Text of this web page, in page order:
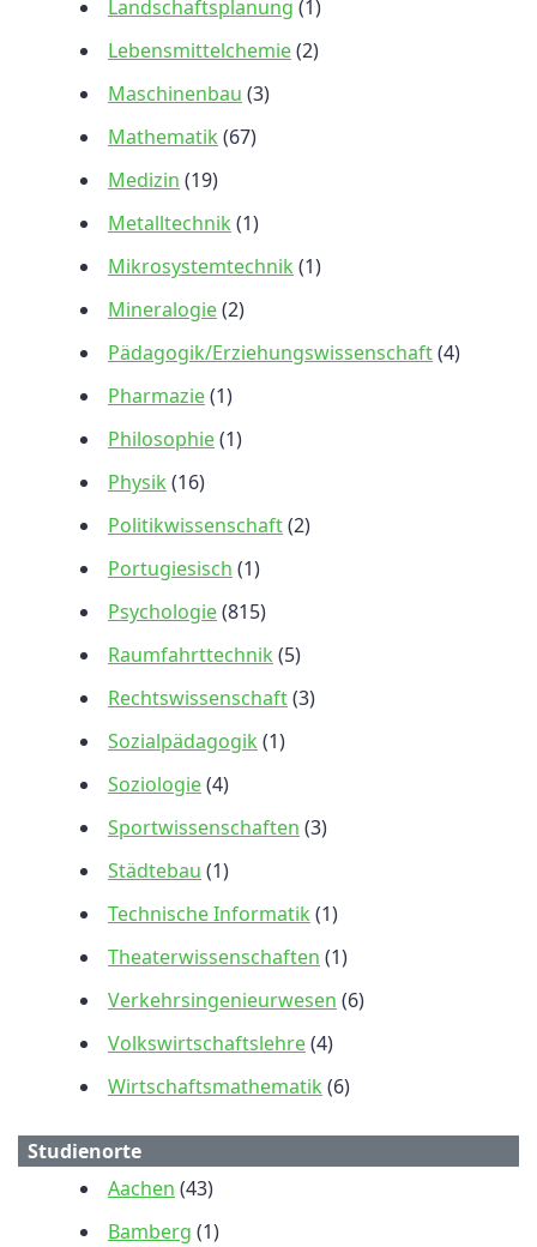
Landschaftsplanung (1)
Lebensmittelchemie(2)
Maschinenbau (3)
Mathematik (67)
Medizin (19)
Metalltechnik (1)
Mikrosystemtechnik (1)
Mineralogie(2)
Pädagogik/Erziehungswissenschaft(4)
Pharmazie(1)
Philosophie(1)
Physik (16)
Politikwissenschaft(2)
Portugiesisch (1)
Psychologie(815)
Raumfahrttechnik (5)
Rechtswissenschaft(3)
Sozialpädagogik (1)
Soziologie(4)
Sportwissenschaften (3)
Städtebau (1)
Technische Informatik (1)
Theaterwissenschaften (1)
Verkehrsingenieurwesen (6)
Volkswirtschaftslehre(4)
Wirtschaftsmathematik (6)
Studienorte
Aachen (43)
Bamberg (1)